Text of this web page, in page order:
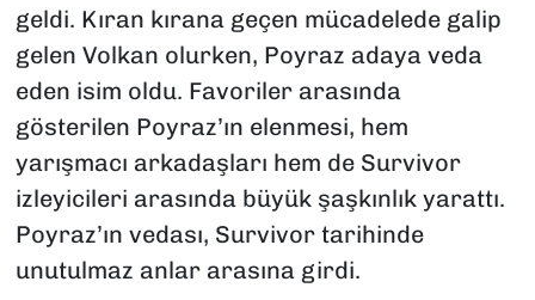
geldi. Kıran kırana geçen mücadelede galip
gelen Volkan olurken, Poyraz adaya veda
eden isim oldu. Favoriler arasında
gösterilen Poyraz’ın elenmesi, hem
yarışmacı arkadaşları hem de Survivor
izleyicileri arasında büyük şaşkınlık yarattı.
Poyraz’ın vedası, Survivor tarihinde
unutulmaz anlar arasına girdi.